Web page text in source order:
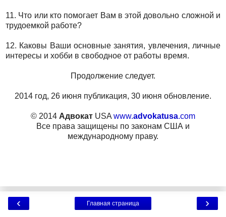
11. Что или кто помогает Вам в этой довольно сложной и
трудоемкой работе?
12. Каковы Ваши основные занятия, увлечения, личные
интересы и хобби в свободное от работы время.
Продолжение следует.
2014 год, 26 июня публикация, 30 июня обновление.
© 2014 Адвокат USA www.advokatusa.com
Все права защищены по законам США и
международному праву.
‹ ›
Главная страница